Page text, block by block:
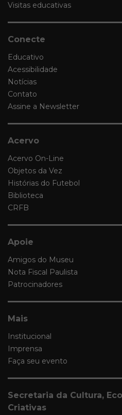
Visitas educativas
Conecte
Educativo
Acessibilidade
Notícias
Contato
Assine a Newsletter
Acervo
Acervo On-Line
Objetos da Vez
Histórias do Futebol
Biblioteca
CRFB
Apoie
Amigos do Museu
Nota Fiscal Paulista
Patrocinadores
Mais
Institucional
Imprensa
Faça seu evento
Secretaria da Cultura,
Criativas